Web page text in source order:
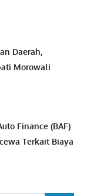
Daerah,
Morowali
Finance (BAF)
Terkait Biaya